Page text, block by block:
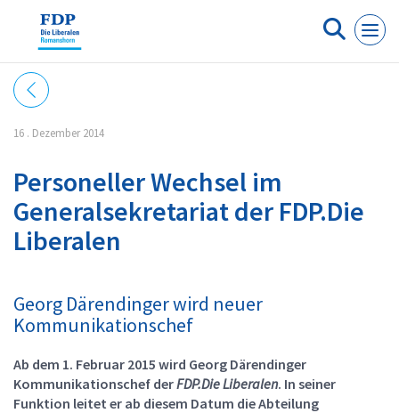
16 . Dezember 2014
Personeller Wechsel im
Generalsekretariat der FDP.Die
Liberalen
Georg Därendinger wird neuer
Kommunikationschef
Ab dem 1. Februar 2015 wird Georg Därendinger
Kommunikationschef derFDP.Die Liberalen. In seiner
Funktion leitet er ab diesem Datum die Abteilung
Cookie-Einstellungen